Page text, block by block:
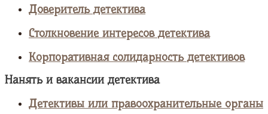
Доверитель детектива
Столкновение интересов детектива
Корпоративная солидарность детективов
Нанять и вакансии детектива
Детективы или правоохранительные органы